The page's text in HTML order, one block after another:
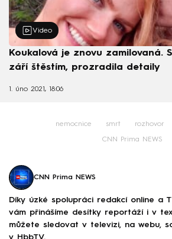
Video
Koukalová je znovu zamilovaná.
září štěstím, prozradila detaily
1. úno 2021, 18:06
nemocnice smrt rozhovor
CNN Prima NEWS
CNN Prima NEWS
Díky úzké spolupráci redakcí online a
vám přinášíme desítky reportáží i v
můžete sledovat v televizi, na webu,